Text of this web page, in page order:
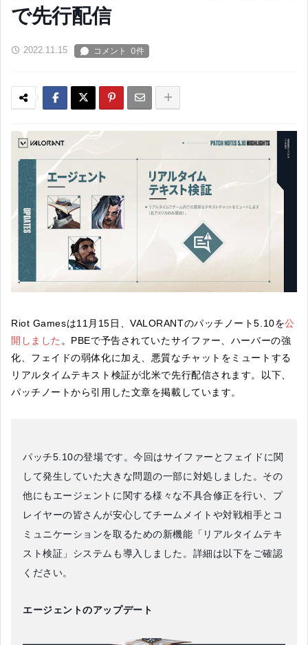
で先行配信
2022.11.15
Riot Gamesは11月15日、VALORANTのパッチノート5.10を公
開しました 。PBEで予告されていたサイファー、ハーバーの強
化、フェイドの弱体化に加え、悪質なチャットをミュートする
リアルタイムテキスト検証が北米で先行配信されます。以下、
パッチノートから引用した文章を掲載しています。
パッチ5.10の登場です。今回はサイファーとフェイドに関
して発生していた大きな問題の一部に対処しました。その
他にもエージェントに関する様々な不具合修正を行い、プ
レイヤーの皆さんが安心してチームメイトや対戦相手とコ
ミュニケーションを取るための新機能「リアルタイムテキ
スト検証」システムも導入しました。詳細は以下をご確認
ください。
エージェントのアップデート